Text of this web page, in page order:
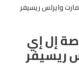
سمارت وايرلس ريسيفر
شاشة 55 بوصة إل إي
ريسيفر